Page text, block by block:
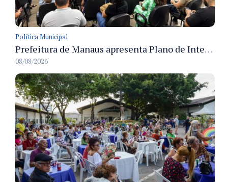
Política Municipal
Prefeitura de Manaus apresenta Plano de Integridade da CGM e qualifica servidores para governança e conformidade no biênio 2027-2028
08/08/2026